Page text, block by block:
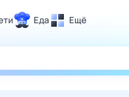
Еда Ещё
и отдых